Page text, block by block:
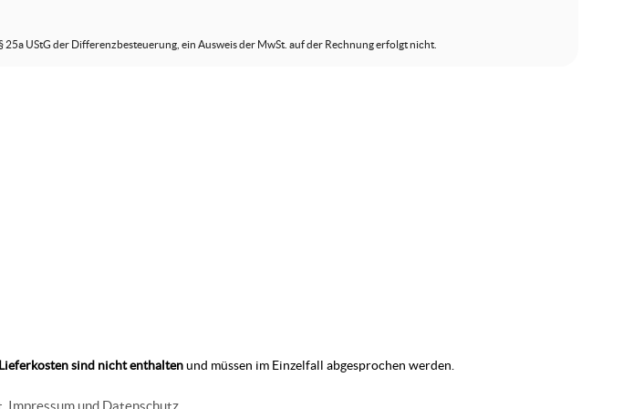
25a UStG der Differenzbesteuerung, ein Ausweis der MwSt. auf der Rechnung erfolgt nicht.
sind nicht enthalten und müssen im Einzelfall abgesprochen werden.
Impressum und Datenschutz